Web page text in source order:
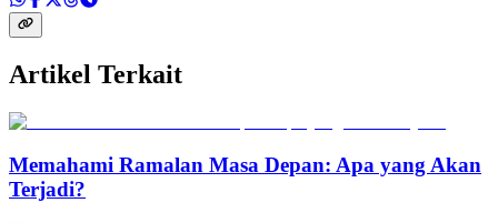
Artikel Terkait
Memahami Ramalan Masa Depan: Apa yang Akan
Terjadi?